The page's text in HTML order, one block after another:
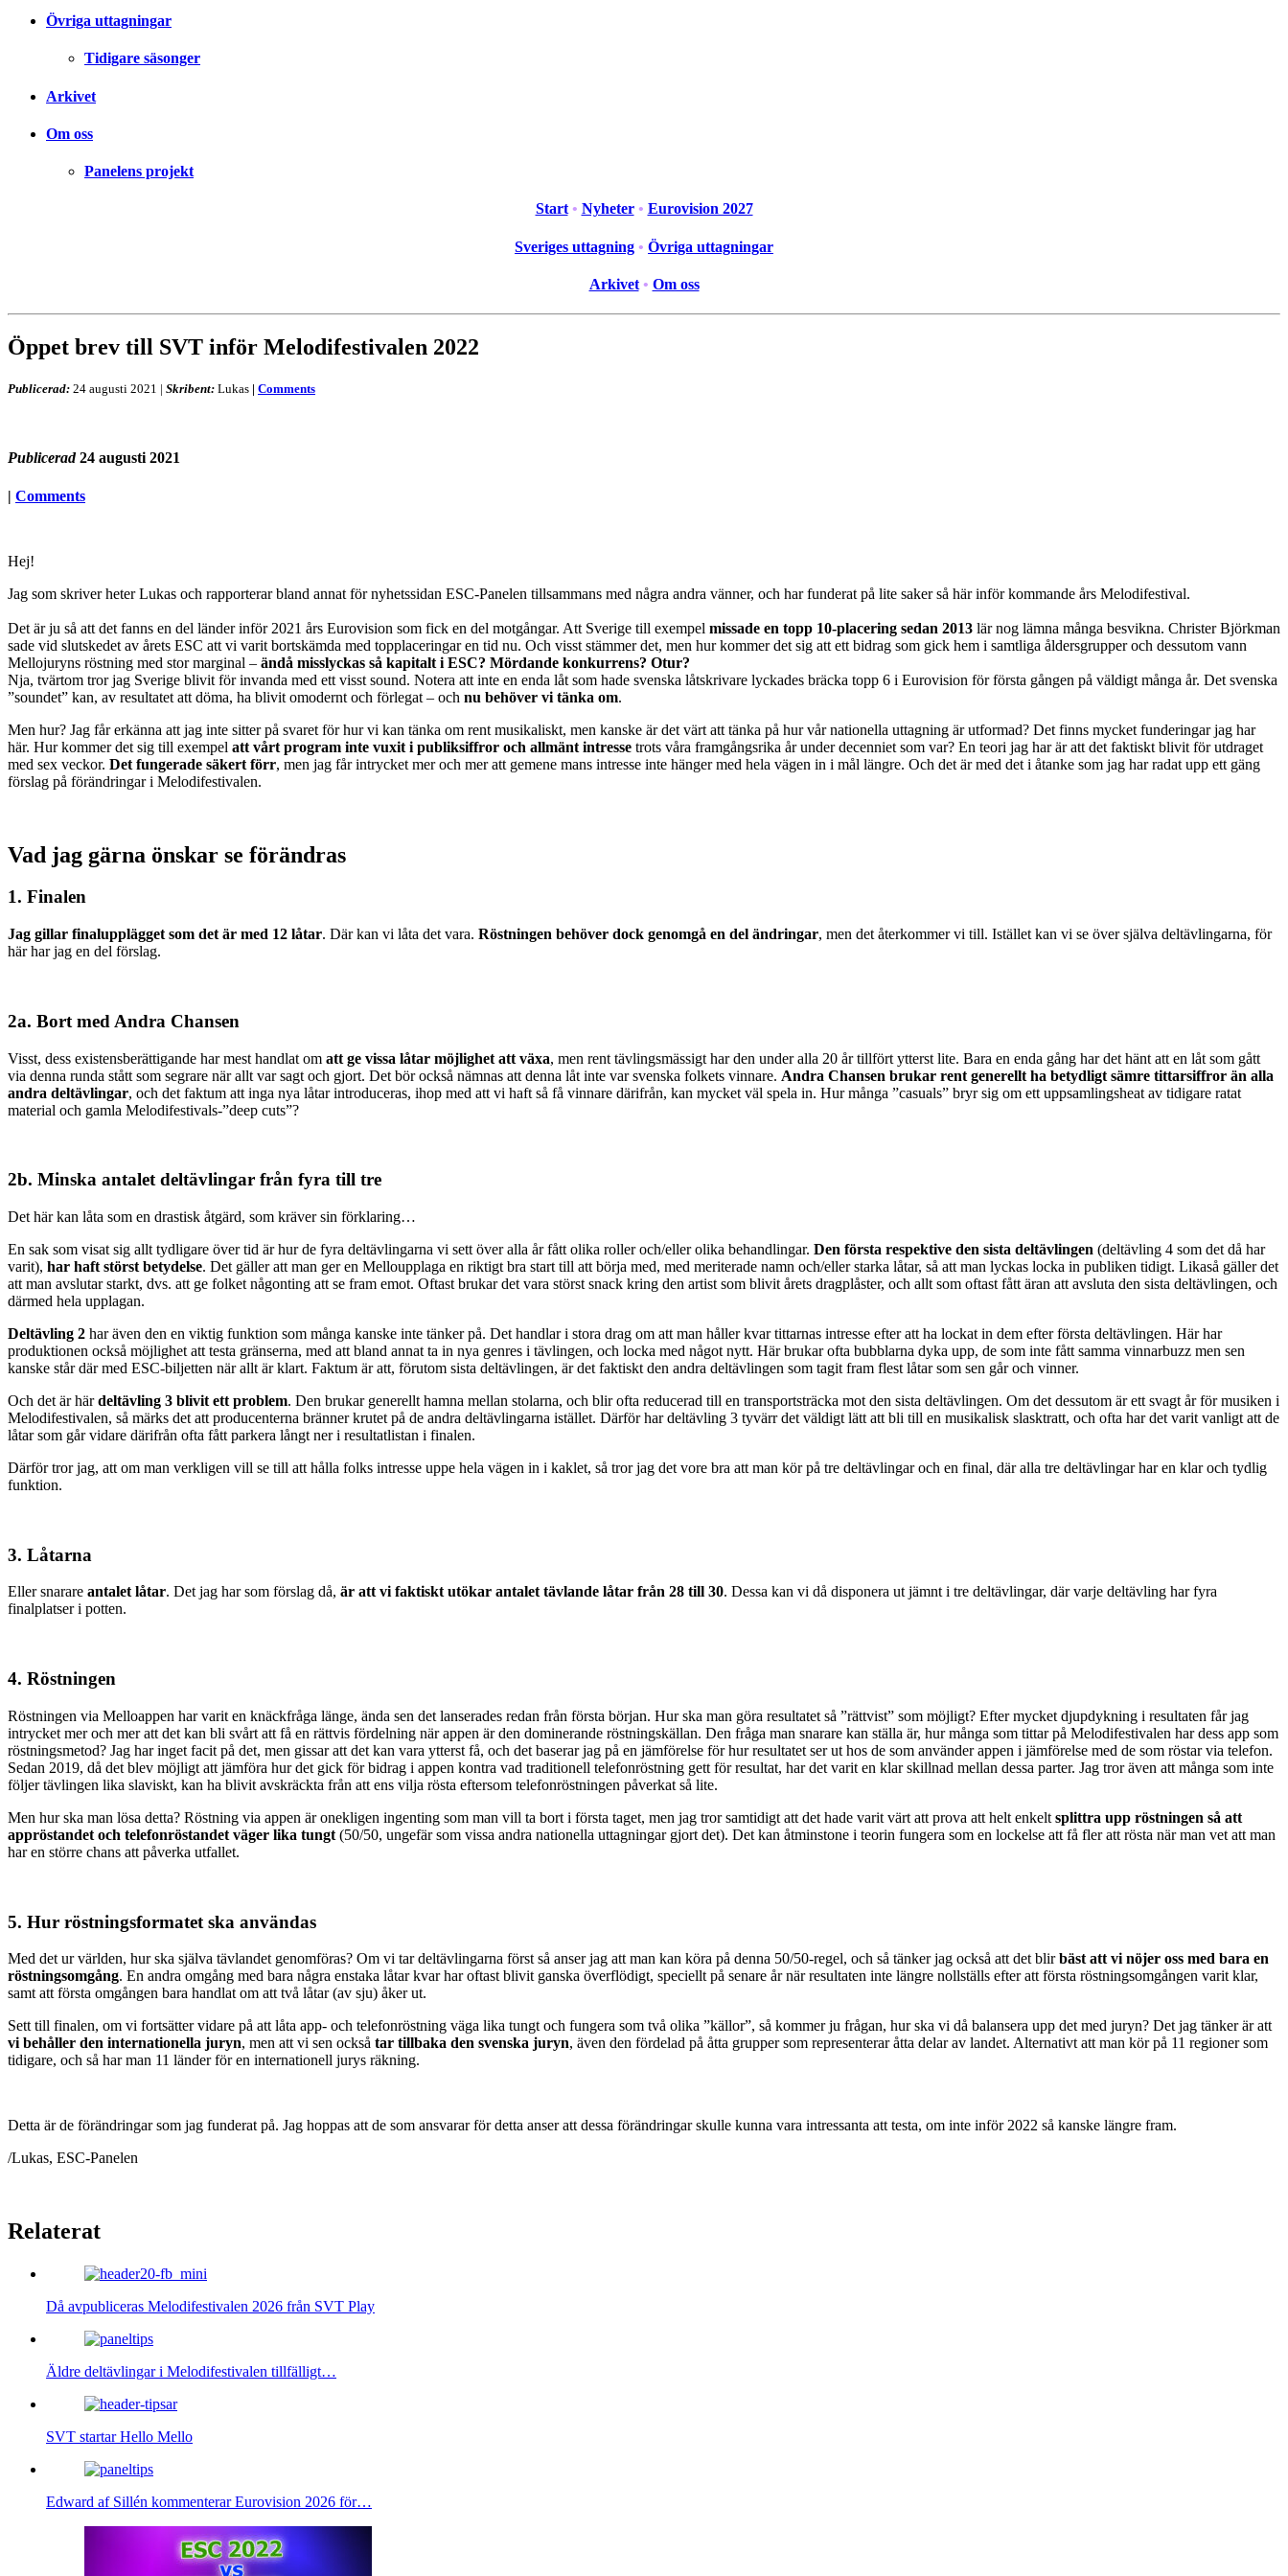
Övriga uttagningar
Tidigare säsonger
Arkivet
Om oss
Panelens projekt
Start • Nyheter • Eurovision 2027
Sveriges uttagning • Övriga uttagningar
Arkivet • Om oss
Öppet brev till SVT inför Melodifestivalen 2022
Publicerad: 24 augusti 2021 | Skribent: Lukas | Comments
Publicerad 24 augusti 2021
| Comments
Hej!
Jag som skriver heter Lukas och rapporterar bland annat för nyhetssidan ESC-Panelen tillsammans med några andra vänner, och har funderat på lite saker så här inför kommande års Melodifestival.
Det är ju så att det fanns en del länder inför 2021 års Eurovision som fick en del motgångar. Att Sverige till exempel missade en topp 10-placering sedan 2013 lär nog lämna många besvikna. Christer Björkman
sade vid slutskedet av årets ESC att vi varit bortskämda med topplaceringar en tid nu. Och visst stämmer det, men hur kommer det sig att ett bidrag som gick hem i samtliga åldersgrupper och dessutom vann
Mellojuryns röstning med stor marginal – ändå misslyckas så kapitalt i ESC? Mördande konkurrens? Otur?
Nja, tvärtom tror jag Sverige blivit för invanda med ett visst sound. Notera att inte en enda låt som hade svenska låtskrivare lyckades bräcka topp 6 i Eurovision för första gången på väldigt många år. Det svenska
”soundet” kan, av resultatet att döma, ha blivit omodernt och förlegat – och nu behöver vi tänka om.
Men hur? Jag får erkänna att jag inte sitter på svaret för hur vi kan tänka om rent musikaliskt, men kanske är det värt att tänka på hur vår nationella uttagning är utformad? Det finns mycket funderingar jag har
här. Hur kommer det sig till exempel att vårt program inte vuxit i publiksiffror och allmänt intresse trots våra framgångsrika år under decenniet som var? En teori jag har är att det faktiskt blivit för utdraget
med sex veckor. Det fungerade säkert förr, men jag får intrycket mer och mer att gemene mans intresse inte hänger med hela vägen in i mål längre. Och det är med det i åtanke som jag har radat upp ett gäng
förslag på förändringar i Melodifestivalen.
Vad jag gärna önskar se förändras
1. Finalen
Jag gillar finalupplägget som det är med 12 låtar. Där kan vi låta det vara. Röstningen behöver dock genomgå en del ändringar, men det återkommer vi till. Istället kan vi se över själva deltävlingarna, för
här har jag en del förslag.
2a. Bort med Andra Chansen
Visst, dess existensberättigande har mest handlat om att ge vissa låtar möjlighet att växa, men rent tävlingsmässigt har den under alla 20 år tillfört ytterst lite. Bara en enda gång har det hänt att en låt som gått
via denna runda stått som segrare när allt var sagt och gjort. Det bör också nämnas att denna låt inte var svenska folkets vinnare. Andra Chansen brukar rent generellt ha betydligt sämre tittarsiffror än alla
andra deltävlingar, och det faktum att inga nya låtar introduceras, ihop med att vi haft så få vinnare därifrån, kan mycket väl spela in. Hur många ”casuals” bryr sig om ett uppsamlingsheat av tidigare ratat
material och gamla Melodifestivals-”deep cuts”?
2b. Minska antalet deltävlingar från fyra till tre
Det här kan låta som en drastisk åtgärd, som kräver sin förklaring…
En sak som visat sig allt tydligare över tid är hur de fyra deltävlingarna vi sett över alla år fått olika roller och/eller olika behandlingar. Den första respektive den sista deltävlingen (deltävling 4 som det då har
varit), har haft störst betydelse. Det gäller att man ger en Melloupplaga en riktigt bra start till att börja med, med meriterade namn och/eller starka låtar, så att man lyckas locka in publiken tidigt. Likaså gäller det
att man avslutar starkt, dvs. att ge folket någonting att se fram emot. Oftast brukar det vara störst snack kring den artist som blivit årets dragplåster, och allt som oftast fått äran att avsluta den sista deltävlingen, och
därmed hela upplagan.
Deltävling 2 har även den en viktig funktion som många kanske inte tänker på. Det handlar i stora drag om att man håller kvar tittarnas intresse efter att ha lockat in dem efter första deltävlingen. Här har
produktionen också möjlighet att testa gränserna, med att bland annat ta in nya genres i tävlingen, och locka med något nytt. Här brukar ofta bubblarna dyka upp, de som inte fått samma vinnarbuzz men sen
kanske står där med ESC-biljetten när allt är klart. Faktum är att, förutom sista deltävlingen, är det faktiskt den andra deltävlingen som tagit fram flest låtar som sen går och vinner.
Och det är härdeltävling 3 blivit ett problem. Den brukar generellt hamna mellan stolarna, och blir ofta reducerad till en transportsträcka mot den sista deltävlingen. Om det dessutom är ett svagt år för musiken i
Melodifestivalen, så märks det att producenterna bränner krutet på de andra deltävlingarna istället. Därför har deltävling 3 tyvärr det väldigt lätt att bli till en musikalisk slasktratt, och ofta har det varit vanligt att de
låtar som går vidare därifrån ofta fått parkera långt ner i resultatlistan i finalen.
Därför tror jag, att om man verkligen vill se till att hålla folks intresse uppe hela vägen in i kaklet, så tror jag det vore bra att man kör på tre deltävlingar och en final, där alla tre deltävlingar har en klar och tydlig
funktion.
3. Låtarna
Eller snarare antalet låtar. Det jag har som förslag då, är att vi faktiskt utökar antalet tävlande låtar från 28 till 30. Dessa kan vi då disponera ut jämnt i tre deltävlingar, där varje deltävling har fyra
finalplatser i potten.
4. Röstningen
Röstningen via Melloappen har varit en knäckfråga länge, ända sen det lanserades redan från första början. Hur ska man göra resultatet så ”rättvist” som möjligt? Efter mycket djupdykning i resultaten får jag
intrycket mer och mer att det kan bli svårt att få en rättvis fördelning när appen är den dominerande röstningskällan. Den fråga man snarare kan ställa är, hur många som tittar på Melodifestivalen har dess app som
röstningsmetod? Jag har inget facit på det, men gissar att det kan vara ytterst få, och det baserar jag på en jämförelse för hur resultatet ser ut hos de som använder appen i jämförelse med de som röstar via telefon.
Sedan 2019, då det blev möjligt att jämföra hur det gick för bidrag i appen kontra vad traditionell telefonröstning gett för resultat, har det varit en klar skillnad mellan dessa parter. Jag tror även att många som inte
följer tävlingen lika slaviskt, kan ha blivit avskräckta från att ens vilja rösta eftersom telefonröstningen påverkat så lite.
Men hur ska man lösa detta? Röstning via appen är onekligen ingenting som man vill ta bort i första taget, men jag tror samtidigt att det hade varit värt att prova att helt enkelt splittra upp röstningen så att
appröstandet och telefonröstandet väger lika tungt (50/50, ungefär som vissa andra nationella uttagningar gjort det). Det kan åtminstone i teorin fungera som en lockelse att få fler att rösta när man vet att man
har en större chans att påverka utfallet.
5. Hur röstningsformatet ska användas
Med det ur världen, hur ska själva tävlandet genomföras? Om vi tar deltävlingarna först så anser jag att man kan köra på denna 50/50-regel, och så tänker jag också att det blirbäst att vi nöjer oss med bara en
röstningsomgång. En andra omgång med bara några enstaka låtar kvar har oftast blivit ganska överflödigt, speciellt på senare år när resultaten inte längre nollställs efter att första röstningsomgången varit klar,
samt att första omgången bara handlat om att två låtar (av sju) åker ut.
Sett till finalen, om vi fortsätter vidare på att låta app- och telefonröstning väga lika tungt och fungera som två olika ”källor”, så kommer ju frågan, hur ska vi då balansera upp det med juryn? Det jag tänker är att
vi behåller den internationella juryn, men att vi sen också tar tillbaka den svenska juryn, även den fördelad på åtta grupper som representerar åtta delar av landet. Alternativt att man kör på 11 regioner som
tidigare, och så har man 11 länder för en internationell jurys räkning.
Detta är de förändringar som jag funderat på. Jag hoppas att de som ansvarar för detta anser att dessa förändringar skulle kunna vara intressanta att testa, om inte inför 2022 så kanske längre fram.
/Lukas, ESC-Panelen
Relaterat
Då avpubliceras Melodifestivalen 2026 från SVT Play
Äldre deltävlingar i Melodifestivalen tillfälligt…
SVT startar Hello Mello
Edward af Sillén kommenterar Eurovision 2026 för…